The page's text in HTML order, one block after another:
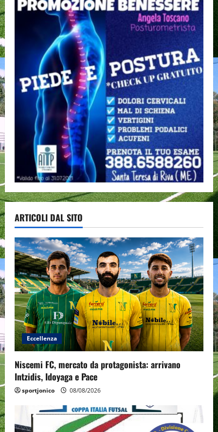
ARTICOLI DAL SITO
Eccellenza
Niscemi FC, mercato da protagonista: arrivano
Intzidis, Idoyaga e Pace
sportjonico 08/08/2026